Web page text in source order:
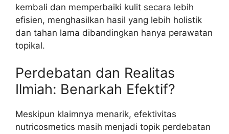
kembali dan memperbaiki kulit secara lebih
efisien, menghasilkan hasil yang lebih holistik
dan tahan lama dibandingkan hanya perawatan
topikal.
Perdebatan dan Realitas
Ilmiah: Benarkah Efektif?
Meskipun klaimnya menarik, efektivitas
nutricosmetics masih menjadi topik perdebatan